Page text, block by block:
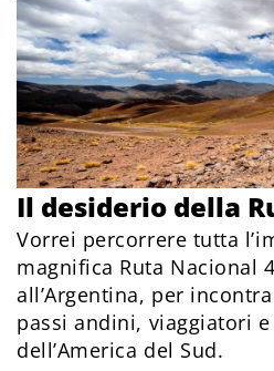
Il desiderio della
Vorrei percorrere tutta
magnifica Ruta Nacional
all’Argentina, per
passi andini, viaggiatori
dell’America del Sud.